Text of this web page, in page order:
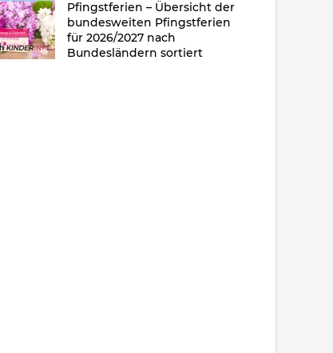
Pfingstferien – Übersicht der
bundesweiten Pfingstferien
für 2026/2027 nach
Bundesländern sortiert